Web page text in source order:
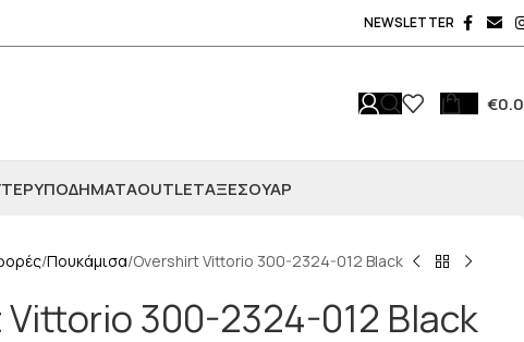
NEWSLETTER
€
ΥΠΟΔΗΜΑΤΑOUTLETΑΞΕΣΟΥΆΡ
Πουκάμισα Overshirt Vittorio 300-2324-012 Black
300-2324-012 Black